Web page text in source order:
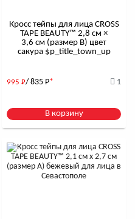
Кросс тейпы для лица CROSS
TAPE BEAUTY™ 2,8 см ×
3,6 см (размер B) цвет
сакура $р_title_town_up
995 Р/ 835 Р* 1
В корзину